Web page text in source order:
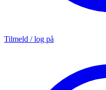
Tilmeld / log på